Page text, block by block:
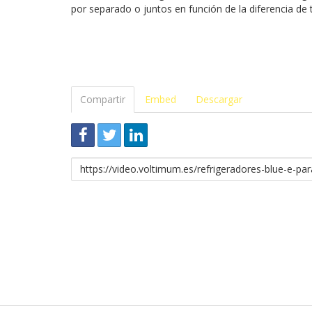
por separado o juntos en función de la diferencia de
Compartir Embed Descargar
Enlace
para